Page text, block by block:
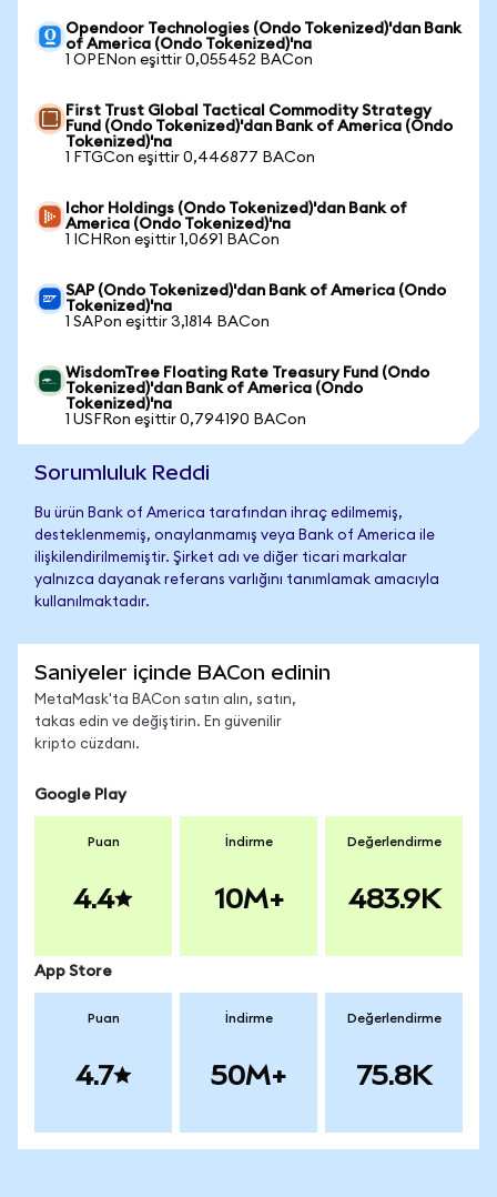
Opendoor Technologies (Ondo Tokenized)'dan Bank
of America (Ondo Tokenized)'na
1 OPENon eşittir 0,055452 BACon
First Trust Global Tactical Commodity Strategy
Fund (Ondo Tokenized)'dan Bank of America (Ondo
Tokenized)'na
1 FTGCon eşittir 0,446877 BACon
Ichor Holdings (Ondo Tokenized)'dan Bank of
America (Ondo Tokenized)'na
1 ICHRon eşittir 1,0691 BACon
SAP (Ondo Tokenized)'dan Bank of America (Ondo
Tokenized)'na
1 SAPon eşittir 3,1814 BACon
WisdomTree Floating Rate Treasury Fund (Ondo
Tokenized)'dan Bank of America (Ondo
Tokenized)'na
1 USFRon eşittir 0,794190 BACon
Sorumluluk Reddi
Bu ürün Bank of America tarafından ihraç edilmemiş,
desteklenmemiş, onaylanmamış veya Bank of America ile
ilişkilendirilmemiştir. Şirket adı ve diğer ticari markalar
yalnızca dayanak referans varlığını tanımlamak amacıyla
kullanılmaktadır.
Saniyeler içinde BACon edinin
MetaMask'ta BACon satın alın, satın,
takas edin ve değiştirin. En güvenilir
kripto cüzdanı.
Google Play
Puan
4.4
İndirme
10M+
Değerlendirme
483.9K
App Store
Puan
4.7
İndirme
50M+
Değerlendirme
75.8K